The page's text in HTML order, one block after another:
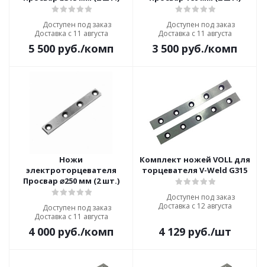
Доступен под заказ
Доставка с 11 августа
5 500 руб./комп
Доступен под заказ
Доставка с 11 августа
3 500 руб./комп
Ножи
электроторцевателя
Просвар ⌀250 мм (2 шт.)
Доступен под заказ
Доставка с 11 августа
4 000 руб./комп
Комплект ножей VOLL для
торцевателя V-Weld G315
Доступен под заказ
Доставка с 12 августа
4 129руб./шт